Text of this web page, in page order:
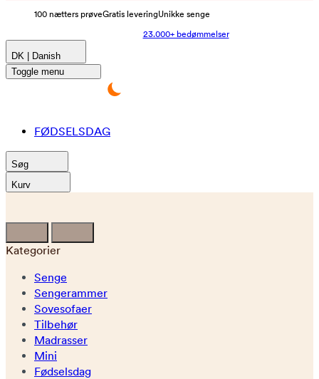
100 nætters prøveGratis leveringUnikke senge
23.000+ bedømmelser
DK | Danish
Toggle menu
FØDSELSDAG
Søg
Kurv
Kategorier
Senge
Sengerammer
Sovesofaer
Tilbehør
Madrasser
Mini
Fødselsdag